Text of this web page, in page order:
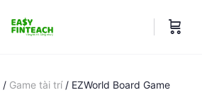
/ Game tài trí/ EZWorld Board Game